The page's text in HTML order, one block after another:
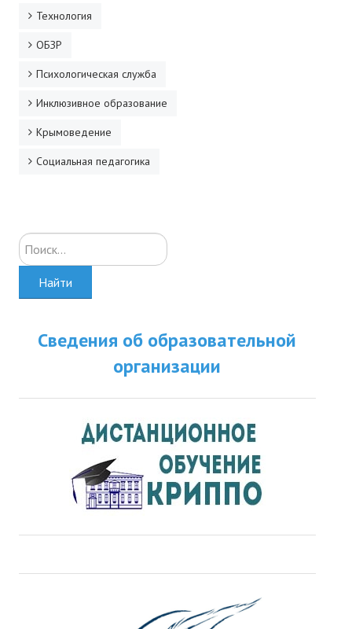
Технология
ОБЗР
Психологическая служба
Инклюзивное образование
Крымоведение
Социальная педагогика
Искать...
Найти
Сведения об образовательной
организации